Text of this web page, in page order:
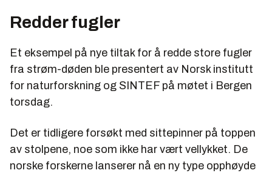
Redder fugler
Et eksempel på nye tiltak for å redde store fugler
fra strøm-døden ble presentert av Norsk institutt
for naturforskning og SINTEF på møtet i Bergen
torsdag.
Det er tidligere forsøkt med sittepinner på toppen
av stolpene, noe som ikke har vært vellykket. De
norske forskerne lanserer nå en ny type opphøyde